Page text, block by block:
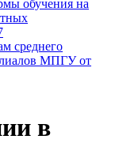
обучения на
среднего
МПГУ от
в